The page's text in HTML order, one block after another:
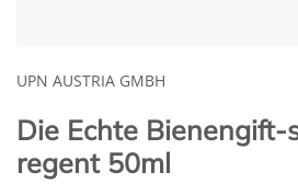
UPN AUSTRIA GMBH
Die Echte Bienengift-
regent 50ml